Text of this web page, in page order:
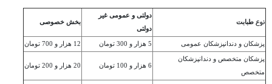
نوع طبابت
دولتی و عمومی غیر
دولتی
بخش خصوصی
پزشکان و دندانپزشکان عمومی 5 هزار و 300 تومان 12 هزار و 700 تومان
پزشکان متخصص و دندانپزشکان
متخصص
6 هزار و 100 تومان 20 هزار و 200 تومان